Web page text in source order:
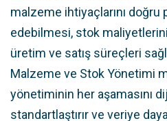
malzeme ihtiyaçlarını doğru
edebilmesi, stok
üretim ve satış süreçleri
Malzeme ve Stok Yönetimi
yönetiminin her aşamasını
standartlaştırır ve veriye